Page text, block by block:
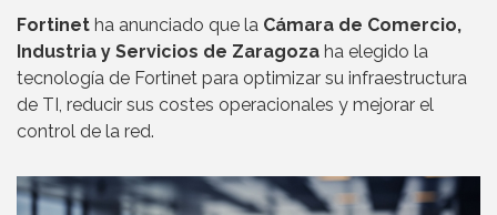
Fortinet ha anunciado que la Cámara de Comercio,
Industria y Servicios de Zaragoza ha elegido la
tecnología de Fortinet para optimizar su infraestructura
de TI, reducir sus costes operacionales y mejorar el
control de la red.